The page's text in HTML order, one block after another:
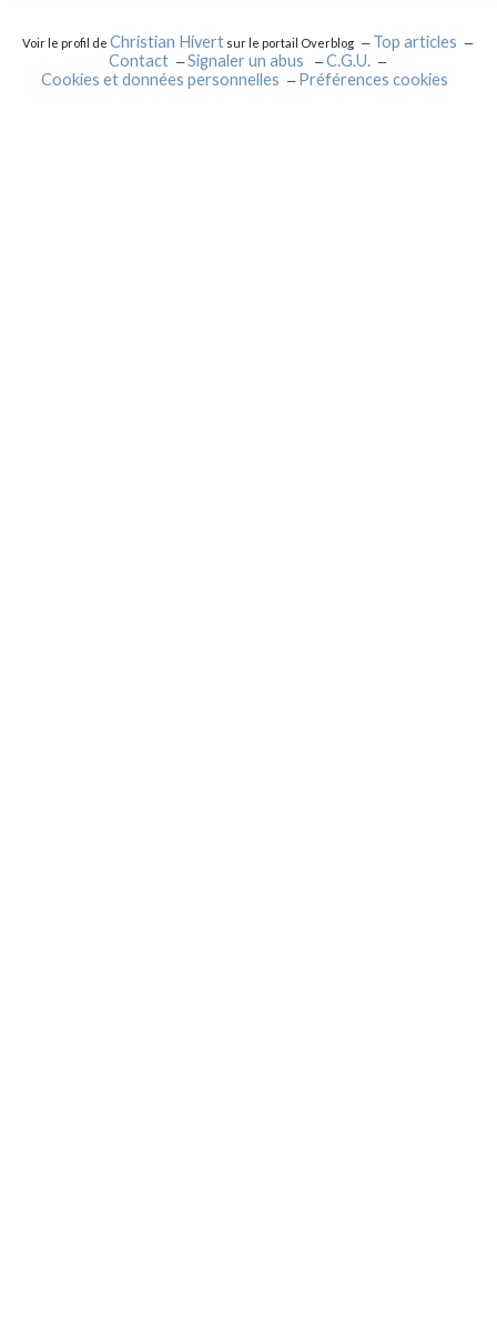
Voir le profil deChristian Hivert sur le portail Overblog
Top articles
Contact
Signaler un abus
C.G.U.
Cookies et données personnelles
Préférences cookies